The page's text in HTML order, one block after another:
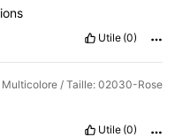
Utile (0)
Multicolore / Taille: 02030-Rose
Utile (0)